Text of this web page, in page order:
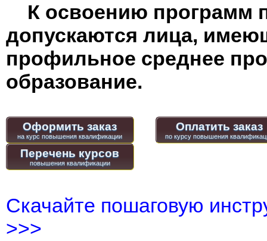
К освоению программ
допускаются лица,
профильное среднее
образование.
Оформить заказ Оплатить заказ
Перечень курсов
повышения квалификации
Скачайте пошаговую
>>>